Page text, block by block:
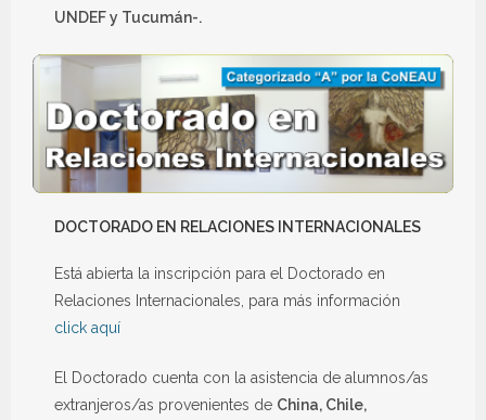
UNDEF y Tucumán-.
DOCTORADO EN RELACIONES INTERNACIONALES
Está abierta la inscripción para el Doctorado en
Relaciones Internacionales, para más información
click aquí
El Doctorado cuenta con la asistencia de alumnos/as
extranjeros/as provenientes de China, Chile,